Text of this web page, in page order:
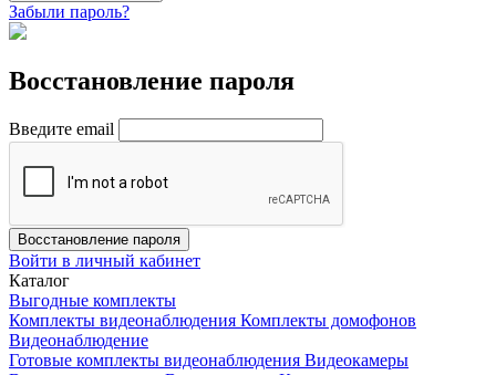
Забыли пароль?
Восстановление пароля
Введите email
Восстановление пароля
Войти в личный кабинет
Каталог
Выгодные комплекты
Комплекты видеонаблюдения Комплекты домофонов
Видеонаблюдение
Готовые комплекты видеонаблюдения Видеокамеры